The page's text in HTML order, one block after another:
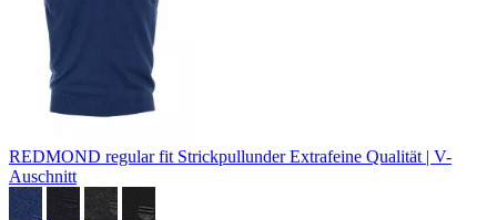
REDMOND regular fit StrickpullunderExtrafeine Qualität | V-
Auschnitt